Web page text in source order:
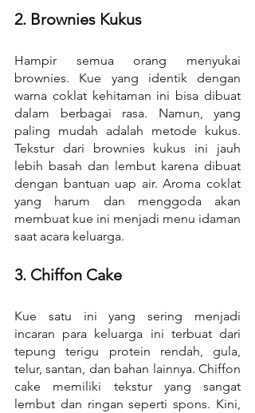
2. Brownies Kukus
Hampir semua orang menyukai
brownies. Kue yang identik dengan
warna coklat kehitaman ini bisa dibuat
dalam berbagai rasa. Namun, yang
paling mudah adalah metode kukus.
Tekstur dari brownies kukus ini jauh
lebih basah dan lembut karena dibuat
dengan bantuan uap air. Aroma coklat
yang harum dan menggoda akan
membuat kue ini menjadi menu idaman
saat acara keluarga.
3. Chiffon Cake
Kue satu ini yang sering menjadi
incaran para keluarga ini terbuat dari
tepung terigu protein rendah, gula,
telur, santan, dan bahan lainnya. Chiffon
cake memiliki tekstur yang sangat
lembut dan ringan seperti spons. Kini,